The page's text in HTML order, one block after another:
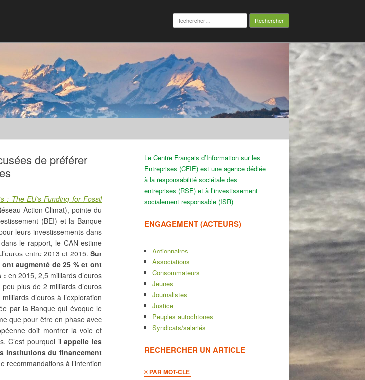
Rechercher :
de préférer
: The EU’s Funding for Fossil
Action Climat), pointe du
(BEI) et la Banque
leurs investissements dans
le rapport, le CAN estime
entre 2013 et 2015. Sur
augmenté de 25 % et ont
: en 2015, 2,5 milliards d’euros
plus de 2 milliards d’euros
d’euros à l’exploration
par la Banque qui évoque le
que pour être en phase avec
doit montrer la voie et
C’est pourquoi ilappelle les
institutions du financement
recommandations à l’intention
Le Centre Français d’Information sur les
Entreprises (CFIE) est une agence dédiée
à la responsabilité sociétale des
entreprises (RSE) et à l’investissement
socialement responsable (ISR)
ENGAGEMENT (ACTEURS)
Actionnaires
Associations
Consommateurs
Jeunes
Journalistes
Justice
Peuples autochtones
Syndicats/salariés
RECHERCHER UN ARTICLE
¤ PAR MOT-CLE